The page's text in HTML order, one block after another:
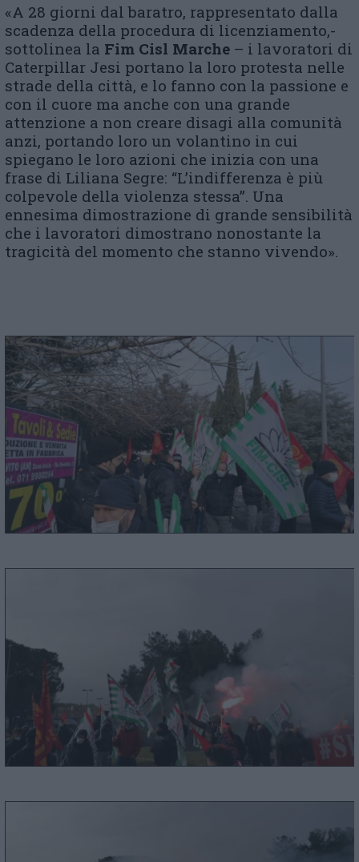
«A 28 giorni dal baratro, rappresentato dalla
scadenza della procedura di licenziamento,-
sottolinea la Fim Cisl Marche – i lavoratori di
Caterpillar Jesi portano la loro protesta nelle
strade della città, e lo fanno con la passione e
con il cuore ma anche con una grande
attenzione a non creare disagi alla comunità
anzi, portando loro un volantino in cui
spiegano le loro azioni che inizia con una
frase di Liliana Segre: “L’indifferenza è più
colpevole della violenza stessa”. Una
ennesima dimostrazione di grande sensibilità
che i lavoratori dimostrano nonostante la
tragicità del momento che stanno vivendo».